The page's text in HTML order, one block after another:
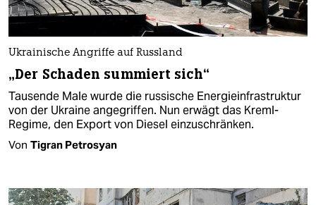
Ukrainische Angriffe auf Russland
„Der Schaden summiert sich“
Tausende Male wurde die russische Energieinfrastruktur
von der Ukraine angegriffen. Nun erwägt das Kreml-
Regime, den Export von Diesel einzuschränken.
Von Tigran Petrosyan